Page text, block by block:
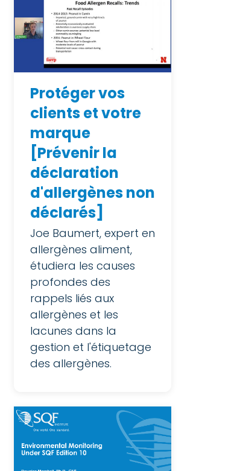
Protéger vos
clients et votre
marque
[Prévenir la
déclaration
d'allergènes non
déclarés]
Joe Baumert, expert en
allergènes aliment,
étudiera les causes
profondes des
rappels liés aux
allergènes et les
lacunes dans la
gestion et l'étiquetage
des allergènes.